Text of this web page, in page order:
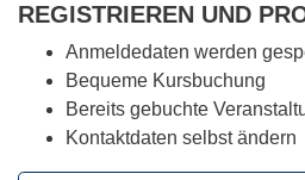
REGISTRIEREN UND
Anmeldedaten werden
Bequeme Kursbuchung
Bereits gebuchte
Kontaktdaten selbst ändern